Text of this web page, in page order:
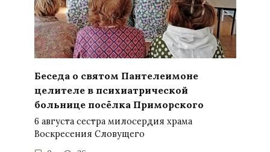
Беседа о святом Пантелеимоне
целителе в психиатрической
больнице посёлка Приморского
6 августа сестра милосердия храма
Воскресения Словущего